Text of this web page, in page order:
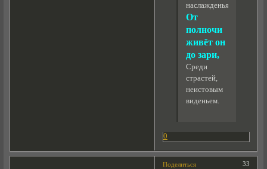
наслажденьям,
От
полночи
живёт он
до зари,
Среди
страстей,
неистовым
виденьем.
0
Поделиться
33